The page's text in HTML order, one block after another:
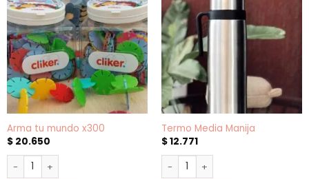
Arma tu mundo x300
$20.650
Arma tu mundo x300 cantidad
Termo Media Manija
$12.771
Termo Media Manija cantidad